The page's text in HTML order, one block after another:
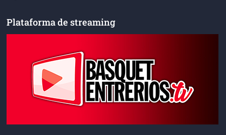
Plataforma de streaming